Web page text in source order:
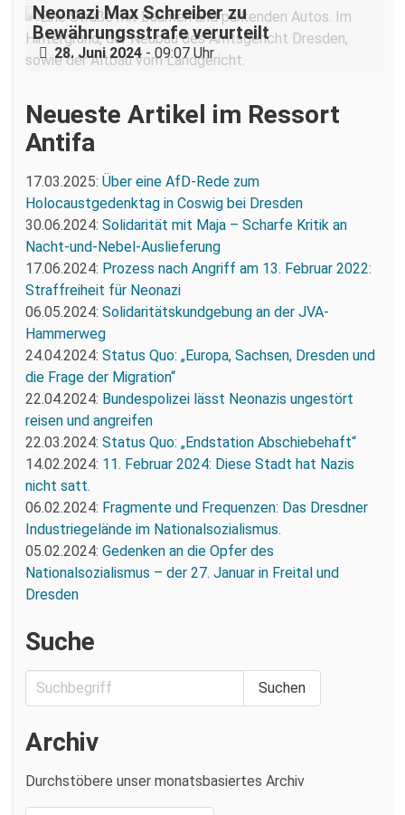
Neonazi Max Schreiber zu
Bewährungsstrafe verurteilt
28. Juni 2024 - 09:07 Uhr
Neueste Artikel im Ressort
Antifa
17.03.2025: Über eine AfD-Rede zum
Holocaustgedenktag in Coswig bei Dresden
30.06.2024: Solidarität mit Maja – Scharfe Kritik an
Nacht-und-Nebel-Auslieferung
17.06.2024: Prozess nach Angriff am 13. Februar 2022:
Straffreiheit für Neonazi
06.05.2024: Solidaritätskundgebung an der JVA-
Hammerweg
24.04.2024: Status Quo: „Europa, Sachsen, Dresden und
die Frage der Migration“
22.04.2024: Bundespolizei lässt Neonazis ungestört
reisen und angreifen
22.03.2024: Status Quo: „Endstation Abschiebehaft“
14.02.2024: 11. Februar 2024: Diese Stadt hat Nazis
nicht satt.
06.02.2024: Fragmente und Frequenzen: Das Dresdner
Industriegelände im Nationalsozialismus.
05.02.2024: Gedenken an die Opfer des
Nationalsozialismus – der 27. Januar in Freital und
Dresden
Suche
Archiv
Durchstöbere unser monatsbasiertes Archiv